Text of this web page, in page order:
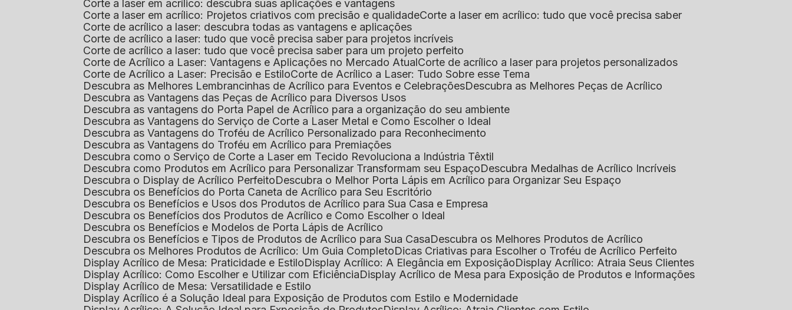
Corte a laser em acrílico: descubra suas aplicações e vantagens
Corte a laser em acrílico: Projetos criativos com precisão e qualidade
Corte a laser em acrílico: tudo que você precisa saber
Corte de acrílico a laser: descubra todas as vantagens e aplicações
Corte de acrílico a laser: tudo que você precisa saber para projetos incríveis
Corte de acrílico a laser: tudo que você precisa saber para um projeto perfeito
Corte de Acrílico a Laser: Vantagens e Aplicações no Mercado Atual
Corte de acrílico a laser para projetos personalizados
Corte de Acrílico a Laser: Precisão e Estilo
Corte de Acrílico a Laser: Tudo Sobre esse Tema
Descubra as Melhores Lembrancinhas de Acrílico para Eventos e Celebrações
Descubra as Melhores Peças de Acrílico
Descubra as Vantagens das Peças de Acrílico para Diversos Usos
Descubra as vantagens do Porta Papel de Acrílico para a organização do seu ambiente
Descubra as Vantagens do Serviço de Corte a Laser Metal e Como Escolher o Ideal
Descubra as Vantagens do Troféu de Acrílico Personalizado para Reconhecimento
Descubra as Vantagens do Troféu em Acrílico para Premiações
Descubra como o Serviço de Corte a Laser em Tecido Revoluciona a Indústria Têxtil
Descubra como Produtos em Acrílico para Personalizar Transformam seu Espaço
Descubra Medalhas de Acrílico Incríveis
Descubra o Display de Acrílico Perfeito
Descubra o Melhor Porta Lápis em Acrílico para Organizar Seu Espaço
Descubra os Benefícios do Porta Caneta de Acrílico para Seu Escritório
Descubra os Benefícios e Usos dos Produtos de Acrílico para Sua Casa e Empresa
Descubra os Benefícios dos Produtos de Acrílico e Como Escolher o Ideal
Descubra os Benefícios e Modelos de Porta Lápis de Acrílico
Descubra os Benefícios e Tipos de Produtos de Acrílico para Sua Casa
Descubra os Melhores Produtos de Acrílico
Descubra os Melhores Produtos de Acrílico: Um Guia Completo
Dicas Criativas para Escolher o Troféu de Acrílico Perfeito
Display Acrílico de Mesa: Praticidade e Estilo
Display Acrílico: A Elegância em Exposição
Display Acrílico: Atraia Seus Clientes
Display Acrílico: Como Escolher e Utilizar com Eficiência
Display Acrílico de Mesa para Exposição de Produtos e Informações
Display Acrílico de Mesa: Versatilidade e Estilo
Display Acrílico é a Solução Ideal para Exposição de Produtos com Estilo e Modernidade